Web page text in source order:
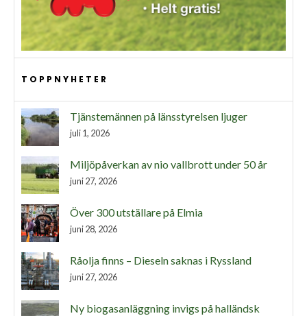
TOPPNYHETER
Tjänstemännen på länsstyrelsen ljuger
juli 1, 2026
Miljöpåverkan av nio vallbrott under 50 år
juni 27, 2026
Över 300 utställare på Elmia
juni 28, 2026
Råolja finns – Dieseln saknas i Ryssland
juni 27, 2026
Ny biogasanläggning invigs på halländsk